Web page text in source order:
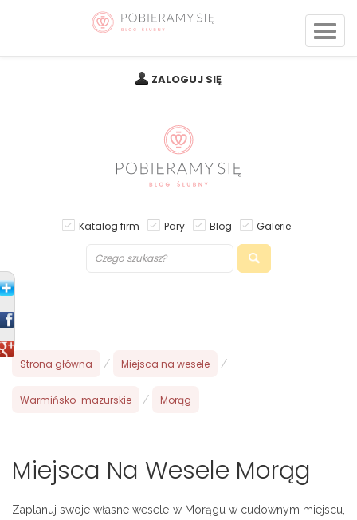
ZALOGUJ SIĘ
Katalog firm Pary Blog Galerie
Strona główna / Miejsca na wesele /
Warmińsko-mazurskie / Morąg
Miejsca Na Wesele Morąg
Zaplanuj swoje własne wesele w Morągu w cudownym miejscu,